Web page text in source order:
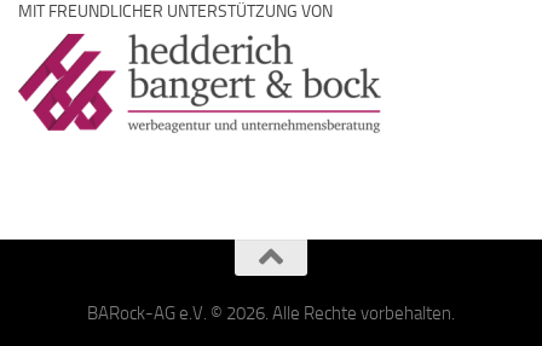
MIT FREUNDLICHER UNTERSTÜTZUNG VON
BARock-AG e.V. © 2026. Alle Rechte vorbehalten.